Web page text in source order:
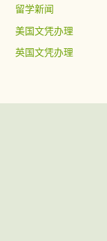
留学新闻
美国文凭办理
英国文凭办理